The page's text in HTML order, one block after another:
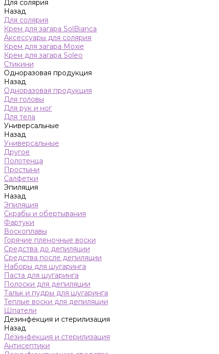
Для солярия
Назад
Для солярия
Крем для загара SolBianca
Аксессуары для солярия
Крем для загара Moxie
Крем для загара Soleo
Стикини
Одноразовая продукция
Назад
Одноразовая продукция
Для головы
Для рук и ног
Для тела
Универсальные
Назад
Универсальные
Другое
Полотенца
Простыни
Салфетки
Эпиляция
Назад
Эпиляция
Скрабы и обертывания
Фартуки
Воскоплавы
Горячие пленочные воски
Средства до депиляции
Средства после депиляции
Наборы для шугаринга
Паста для шугаринга
Полоски для депиляции
Тальк и пудры для шугаринга
Теплые воски для депиляции
Шпатели
Дезинфекция и стерилизация
Назад
Дезинфекция и стерилизация
Антисептики